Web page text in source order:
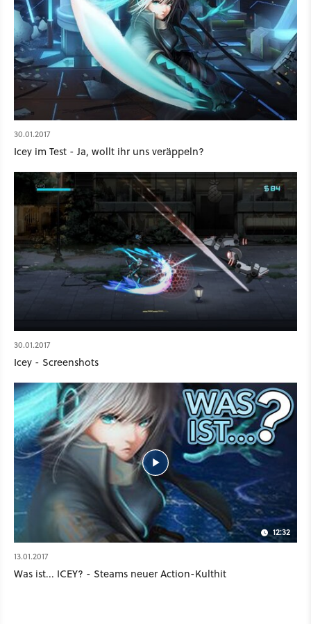
30.01.2017
Icey im Test - Ja, wollt ihr uns veräppeln?
30.01.2017
Icey - Screenshots
12:32
13.01.2017
Was ist... ICEY? - Steams neuer Action-Kulthit